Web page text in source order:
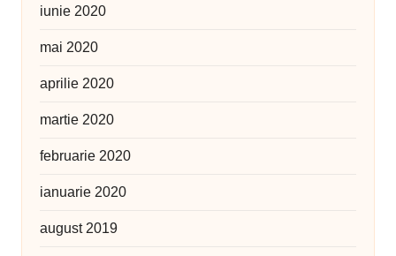
iunie 2020
mai 2020
aprilie 2020
martie 2020
februarie 2020
ianuarie 2020
august 2019